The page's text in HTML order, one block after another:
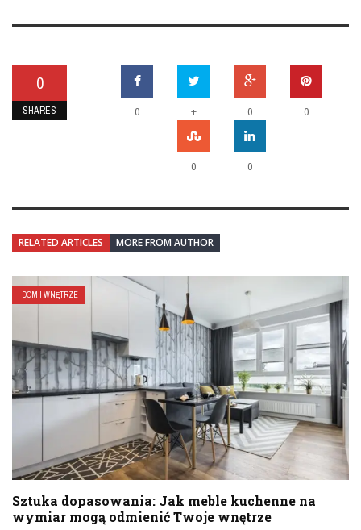
0
SHARES 0 + 0 0
0 0
RELATED ARTICLES MORE FROM AUTHOR
DOM I WNĘTRZE
Sztuka dopasowania: Jak meble kuchenne na
wymiar mogą odmienić Twoje wnętrze